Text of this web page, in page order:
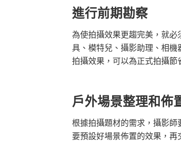
進行前期勘察
為使拍攝效果更趨完美，就
具、模特兒、攝影助理、相
拍攝效果，可以為正式拍攝節
戶外場景整理和佈
根據拍攝題材的需求，攝影
要預設好場景佈置的效果，再